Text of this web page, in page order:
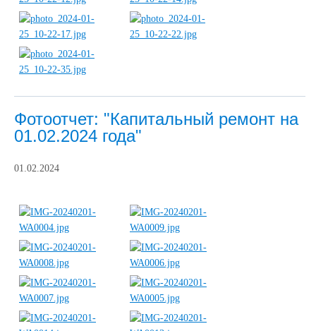
Фотоотчет: "Капитальный ремонт на
01.02.2024 года"
01.02.2024